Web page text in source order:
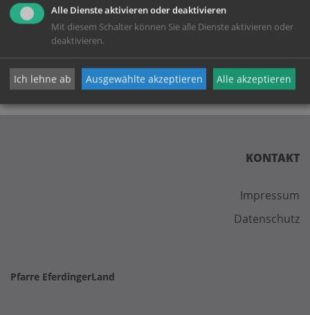
zurück
KONTAKT
Impressum
Datenschutz
Pfarre EferdingerLand
Alle Dienste aktivieren oder deaktivieren
Mit diesem Schalter können Sie alle Dienste aktivieren oder
deaktivieren.
Ich lehne ab Ausgewählte akzeptieren Alle akzeptieren